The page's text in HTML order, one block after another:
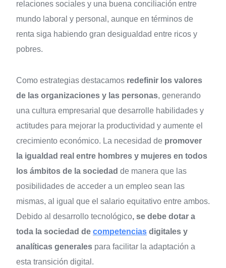
relaciones sociales y una buena conciliación entre
mundo laboral y personal, aunque en términos de
renta siga habiendo gran desigualdad entre ricos y
pobres.
Como estrategias destacamos redefinir los valores
de las organizaciones y las personas, generando
una cultura empresarial que desarrolle habilidades y
actitudes para mejorar la productividad y aumente el
crecimiento económico. La necesidad de promover
la igualdad real entre hombres y mujeres en todos
los ámbitos de la sociedad de manera que las
posibilidades de acceder a un empleo sean las
mismas, al igual que el salario equitativo entre ambos.
Debido al desarrollo tecnológico, se debe dotar a
toda la sociedad de competencias digitales y
analíticas generales para facilitar la adaptación a
esta transición digital.